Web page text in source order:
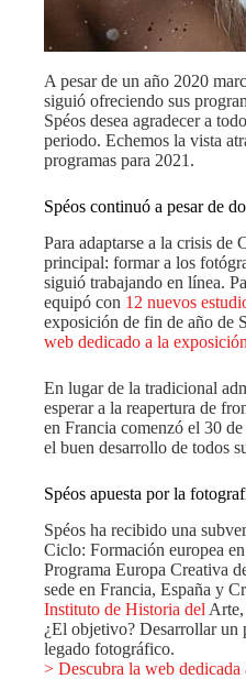
A pesar de un año 2020
siguió ofreciendo sus
Spéos desea agradecer a
periodo. Echemos la vista
programas para 2021.
Spéos continuó a pesar de
Para adaptarse a la crisis de
principal: formar a los
siguió trabajando en línea.
equipó con 12 nuevos
exposición de fin de año de
web dedicado a la exposición
En lugar de la tradicional
esperar a la reapertura de
en Francia comenzó el 30
el buen desarrollo de todos
Spéos apuesta por la
Spéos ha recibido una
Ciclo: Formación europea
Programa Europa Creativa
sede en Francia, España y
Instituto de Historia del Arte,
¿El objetivo? Desarrollar un
legado fotográfico.
> Descubra la web